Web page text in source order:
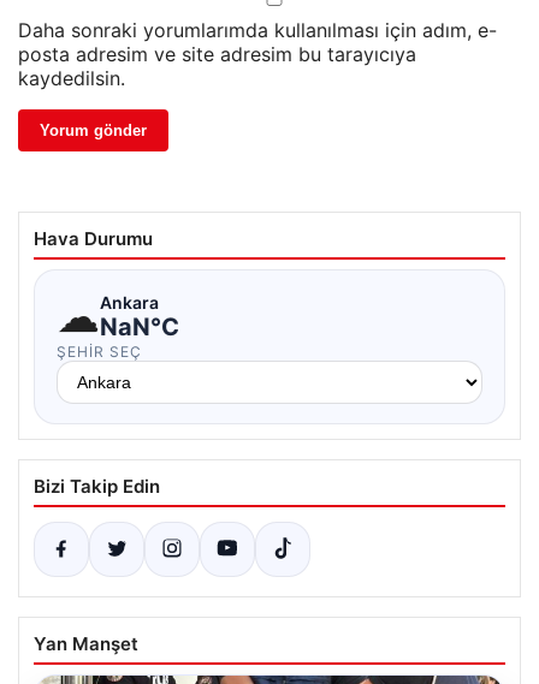
Daha sonraki yorumlarımda kullanılması için adım, e-
posta adresim ve site adresim bu tarayıcıya
kaydedilsin.
Hava Durumu
☁Ankara
NaN°C
ŞEHIR SEÇ
Bizi Takip Edin
Yan Manşet